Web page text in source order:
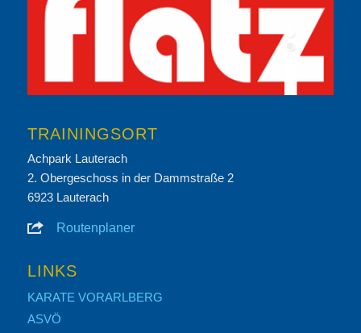
TRAININGSORT
Achpark Lauterach
2. Obergeschoss in der Dammstraße 2
6923 Lauterach
Routenplaner
LINKS
KARATE VORARLBERG
ASVÖ